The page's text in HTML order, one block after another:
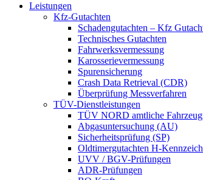
Leistungen
Kfz-Gutachten
Schadengutachten – Kfz
Technisches Gutachten
Fahrwerksvermessung
Karosserievermessung
Spurensicherung
Crash Data Retrieval (CDR)
Überprüfung Messverfahren
TÜV-Dienstleistungen
TÜV NORD amtliche
Abgasuntersuchung (AU)
Sicherheitsprüfung (SP)
Oldtimergutachten H-
UVV / BGV-Prüfungen
ADR-Prüfungen